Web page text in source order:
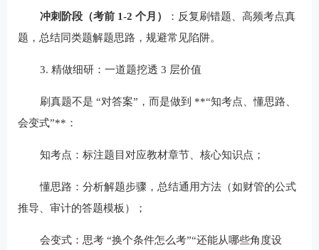
冲刺阶段（考前 1-2 个月）
：反复刷错题、高频考点真
题，总结同类题解题思路，规避常见陷阱。
3. 精做细研：一道题挖透 3 层价值
刷真题不是 “对答案”，而是做到 **“知考点、懂思路、
会变式”**：
知考点：标注题目对应教材章节、核心知识点；
懂思路：分析解题步骤，总结通用方法（如财管的公式
推导、审计的答题模板）；
会变式：思考 “换个条件怎么考”“还能从哪些角度设